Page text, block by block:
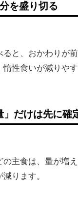
を盛り切る
ると、おかわりが
性食いが減りやす
」だけは先に確
の主食は、量が増
ります。